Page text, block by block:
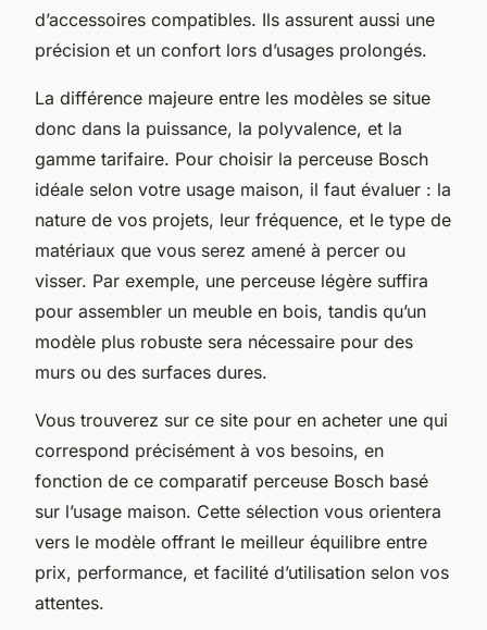
d’accessoires compatibles. Ils assurent aussi une
précision et un confort lors d’usages prolongés.
La différence majeure entre les modèles se situe
donc dans la puissance, la polyvalence, et la
gamme tarifaire. Pour choisir la perceuse Bosch
idéale selon votre usage maison, il faut évaluer : la
nature de vos projets, leur fréquence, et le type de
matériaux que vous serez amené à percer ou
visser. Par exemple, une perceuse légère suffira
pour assembler un meuble en bois, tandis qu’un
modèle plus robuste sera nécessaire pour des
murs ou des surfaces dures.
Vous trouverez sur ce site pour en acheter une qui
correspond précisément à vos besoins, en
fonction de ce comparatif perceuse Bosch basé
sur l’usage maison. Cette sélection vous orientera
vers le modèle offrant le meilleur équilibre entre
prix, performance, et facilité d’utilisation selon vos
attentes.